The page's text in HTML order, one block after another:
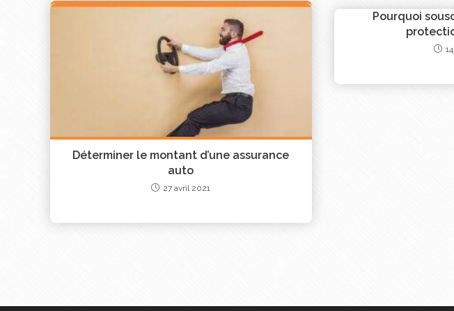
pour bénéficier d’un contrat adaptée en termes de tarifs et de
avantageuse et vous permet d’adapter votre contrat jusqu’à obtenir la
Déterminer le montant d’une assurance
auto
27 avril 2021
Pourquoi